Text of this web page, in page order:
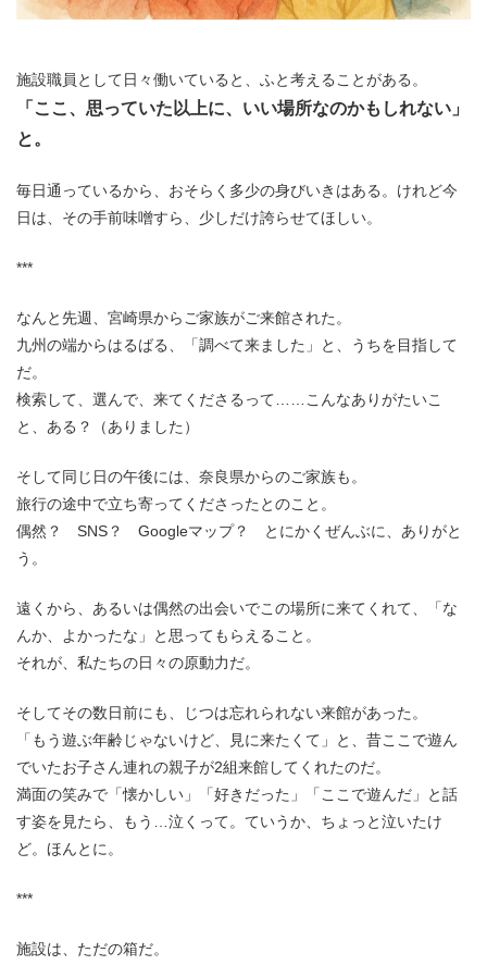
施設職員として日々働いていると、ふと考えることがある。
「ここ、思っていた以上に、いい場所なのかもしれない」
と。
毎日通っているから、おそらく多少の身びいきはある。けれど今
日は、その手前味噌すら、少しだけ誇らせてほしい。
***
なんと先週、宮崎県からご家族がご来館された。
九州の端からはるばる、「調べて来ました」と、うちを目指して
だ。
検索して、選んで、来てくださるって……こんなありがたいこ
と、ある？（ありました）
そして同じ日の午後には、奈良県からのご家族も。
旅行の途中で立ち寄ってくださったとのこと。
偶然？ SNS？ Googleマップ？ とにかくぜんぶに、ありがと
う。
遠くから、あるいは偶然の出会いでこの場所に来てくれて、「な
んか、よかったな」と思ってもらえること。
それが、私たちの日々の原動力だ。
そしてその数日前にも、じつは忘れられない来館があった。
「もう遊ぶ年齢じゃないけど、見に来たくて」と、昔ここで遊ん
でいたお子さん連れの親子が2組来館してくれたのだ。
満面の笑みで「懐かしい」「好きだった」「ここで遊んだ」と話
す姿を見たら、もう…泣くって。ていうか、ちょっと泣いたけ
ど。ほんとに。
***
施設は、ただの箱だ。